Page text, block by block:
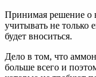
Принимая решение о
учитывать не только
будет вноситься.
Дело в том, что
больше всего и